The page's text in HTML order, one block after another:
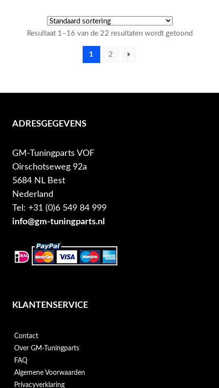
Resultaat 1–16 van de 22 resultaten wordt getoond
1 2
ADRESGEGEVENS
GM-Tuningparts VOF
Oirschotseweg 92a
5684 NL Best
Nederland
Tel: +31 (0)6 549 84 999
info@gm-tuningparts.nl
KLANTENSERVICE
Contact
Over GM-Tuningparts
FAQ
Algemene Voorwaarden
Privacyverklaring